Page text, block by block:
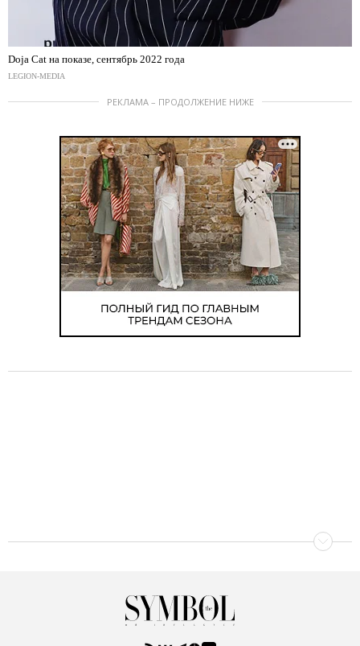
Doja Cat на показе, сентябрь 2022 года
LEGION-MEDIA
РЕКЛАМА – ПРОДОЛЖЕНИЕ НИЖЕ